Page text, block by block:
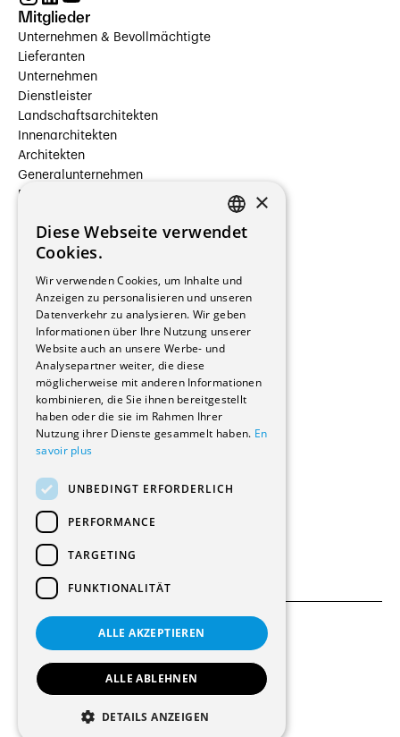
Mitglieder
Unternehmen & Bevollmächtigte
Lieferanten
Unternehmen
Dienstleister
Landschaftsarchitekten
Innenarchitekten
Architekten
Generalunternehmen
Beauftragte Unternehmen
Hersteller/Lieferanten
Bauherrschaften
Immobilienverwaltungsgesellschaften
Stockwerkeigentum
Reportagen
Wohnungen
Renovierungen
Innere Umbauten
Gastgewerbe und Tourismus
Verwaltungsgebäude und Geschäfte
Schuleinrichtungen
Medizinische Einrichtungen
Kultur - Sport - Freizeit
Industrie - Handwerk
Transport und Parkplätze
Diverse Bauten
© 2026 Alle Rechte vorbehalten
Allgemeine Bedingungen
FRENCH
×
Diese Webseite verwendet
Cookies.
Wir verwenden Cookies, um Inhalte und
Anzeigen zu personalisieren und unseren
Datenverkehr zu analysieren. Wir geben
Informationen über Ihre Nutzung unserer
Website auch an unsere Werbe- und
Analysepartner weiter, die diese
möglicherweise mit anderen Informationen
kombinieren, die Sie ihnen bereitgestellt
haben oder die sie im Rahmen Ihrer
Nutzung ihrer Dienste gesammelt haben. En
savoir plus
UNBEDINGT ERFORDERLICH
PERFORMANCE
TARGETING
FUNKTIONALITÄT
ALLE AKZEPTIEREN
ALLE ABLEHNEN
DETAILS ANZEIGEN